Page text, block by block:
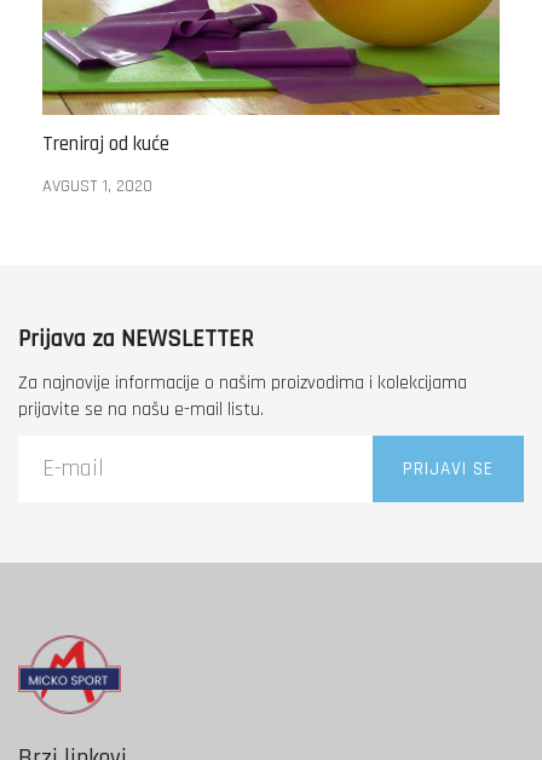
Treniraj od kuće
AVGUST 1, 2020
Prijava za NEWSLETTER
Za najnovije informacije o našim proizvodima i kolekcijama
prijavite se na našu e-mail listu.
PRIJAVI SE